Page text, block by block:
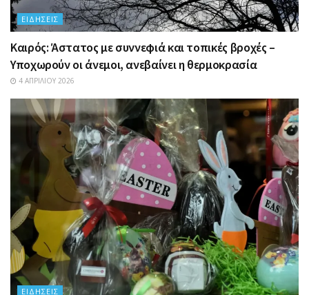
ΕΙΔΉΣΕΙΣ
Καιρός: Άστατος με συννεφιά και τοπικές βροχές –
Υποχωρούν οι άνεμοι, ανεβαίνει η θερμοκρασία
4 ΑΠΡΙΛΊΟΥ 2026
ΕΙΔΉΣΕΙΣ